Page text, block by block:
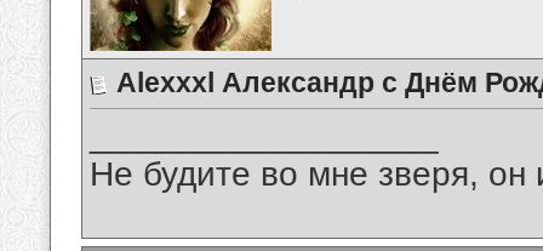
Alexxxl Александр с Днём
Не будите во мне зверя, он